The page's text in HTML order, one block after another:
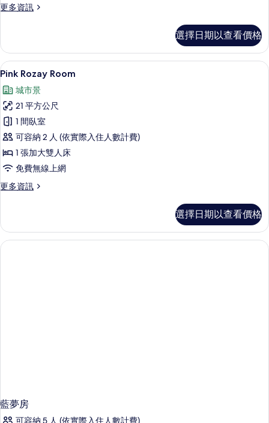
相
更多資訊
更
Room
的
詳
選擇日期以查看價格
顯
示
Pink
Rozay
Room
的
所
有
相
Pink Rozay Room | 義大利 Frette 床
2
Pink Rozay Room
城市景
21 平方公尺
1 間臥室
可容納 2 人 (依實際入住人數計費)
1 張加大雙人床
免費無線上網
更多資訊
更
Room
的
詳
選擇日期以查看價格
藍夢房
可容納 5 人 (依實際入住人數計費)